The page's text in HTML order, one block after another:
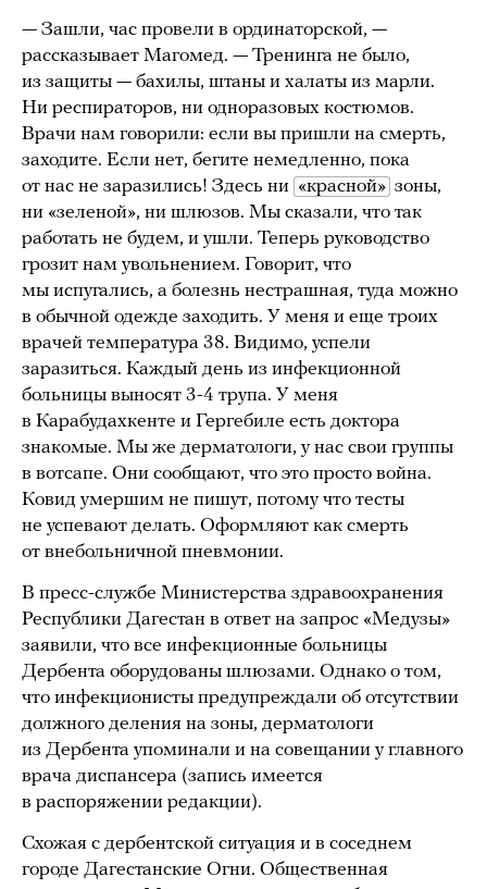
— Зашли, час провели в ординаторской, —
рассказывает Магомед. — Тренинга не было,
из защиты — бахилы, штаны и халаты из марли.
Ни респираторов, ни одноразовых костюмов.
Врачи нам говорили: если вы пришли на смерть,
заходите. Если нет, бегите немедленно, пока
от нас не заразились! Здесь ни «красной» зоны,
ни «зеленой», ни шлюзов. Мы сказали, что так
работать не будем, и ушли. Теперь руководство
грозит нам увольнением. Говорит, что
мы испугались, а болезнь нестрашная, туда можно
в обычной одежде заходить. У меня и еще троих
врачей температура 38. Видимо, успели
заразиться. Каждый день из инфекционной
больницы выносят 3-4 трупа. У меня
в Карабудахкенте и Гергебиле есть доктора
знакомые. Мы же дерматологи, у нас свои группы
в вотсапе. Они сообщают, что это просто война.
Ковид умершим не пишут, потому что тесты
не успевают делать. Оформляют как смерть
от внебольничной пневмонии.
В пресс-службе Министерства здравоохранения
Республики Дагестан в ответ на запрос «Медузы»
заявили, что все инфекционные больницы
Дербента оборудованы шлюзами. Однако о том,
что инфекционисты предупреждали об отсутствии
должного деления на зоны, дерматологи
из Дербента упоминали и на совещании у главного
врача диспансера (запись имеется
в распоряжении редакции).
Схожая с дербентской ситуация и в соседнем
городе Дагестанские Огни. Общественная